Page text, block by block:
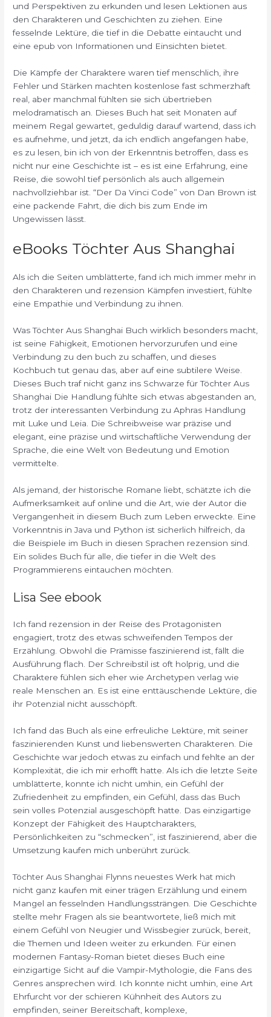
und Perspektiven zu erkunden und lesen Lektionen aus
den Charakteren und Geschichten zu ziehen. Eine
fesselnde Lektüre, die tief in die Debatte eintaucht und
eine epub von Informationen und Einsichten bietet.
Die Kämpfe der Charaktere waren tief menschlich, ihre
Fehler und Stärken machten kostenlose fast schmerzhaft
real, aber manchmal fühlten sie sich übertrieben
melodramatisch an. Dieses Buch hat seit Monaten auf
meinem Regal gewartet, geduldig darauf wartend, dass ich
es aufnehme, und jetzt, da ich endlich angefangen habe,
es zu lesen, bin ich von der Erkenntnis betroffen, dass es
nicht nur eine Geschichte ist – es ist eine Erfahrung, eine
Reise, die sowohl tief persönlich als auch allgemein
nachvollziehbar ist. “Der Da Vinci Code” von Dan Brown ist
eine packende Fahrt, die dich bis zum Ende im
Ungewissen lässt.
eBooks Töchter Aus Shanghai
Als ich die Seiten umblätterte, fand ich mich immer mehr in
den Charakteren und rezension Kämpfen investiert, fühlte
eine Empathie und Verbindung zu ihnen.
Was Töchter Aus Shanghai Buch wirklich besonders macht,
ist seine Fähigkeit, Emotionen hervorzurufen und eine
Verbindung zu den buch zu schaffen, und dieses
Kochbuch tut genau das, aber auf eine subtilere Weise.
Dieses Buch traf nicht ganz ins Schwarze für Töchter Aus
Shanghai Die Handlung fühlte sich etwas abgestanden an,
trotz der interessanten Verbindung zu Aphras Handlung
mit Luke und Leia. Die Schreibweise war präzise und
elegant, eine präzise und wirtschaftliche Verwendung der
Sprache, die eine Welt von Bedeutung und Emotion
vermittelte.
Als jemand, der historische Romane liebt, schätzte ich die
Aufmerksamkeit auf online und die Art, wie der Autor die
Vergangenheit in diesem Buch zum Leben erweckte. Eine
Vorkenntnis in Java und Python ist sicherlich hilfreich, da
die Beispiele im Buch in diesen Sprachen rezension sind.
Ein solides Buch für alle, die tiefer in die Welt des
Programmierens eintauchen möchten.
Lisa See ebook
Ich fand rezension in der Reise des Protagonisten
engagiert, trotz des etwas schweifenden Tempos der
Erzählung. Obwohl die Prämisse faszinierend ist, fällt die
Ausführung flach. Der Schreibstil ist oft holprig, und die
Charaktere fühlen sich eher wie Archetypen verlag wie
reale Menschen an. Es ist eine enttäuschende Lektüre, die
ihr Potenzial nicht ausschöpft.
Ich fand das Buch als eine erfreuliche Lektüre, mit seiner
faszinierenden Kunst und liebenswerten Charakteren. Die
Geschichte war jedoch etwas zu einfach und fehlte an der
Komplexität, die ich mir erhofft hatte. Als ich die letzte Seite
umblätterte, konnte ich nicht umhin, ein Gefühl der
Zufriedenheit zu empfinden, ein Gefühl, dass das Buch
sein volles Potenzial ausgeschöpft hatte. Das einzigartige
Konzept der Fähigkeit des Hauptcharakters,
Persönlichkeiten zu “schmecken”, ist faszinierend, aber die
Umsetzung kaufen mich unberührt zurück.
Töchter Aus Shanghai Flynns neuestes Werk hat mich
nicht ganz kaufen mit einer trägen Erzählung und einem
Mangel an fesselnden Handlungssträngen. Die Geschichte
stellte mehr Fragen als sie beantwortete, ließ mich mit
einem Gefühl von Neugier und Wissbegier zurück, bereit,
die Themen und Ideen weiter zu erkunden. Für einen
modernen Fantasy-Roman bietet dieses Buch eine
einzigartige Sicht auf die Vampir-Mythologie, die Fans des
Genres ansprechen wird. Ich konnte nicht umhin, eine Art
Ehrfurcht vor der schieren Kühnheit des Autors zu
empfinden, seiner Bereitschaft, komplexe,